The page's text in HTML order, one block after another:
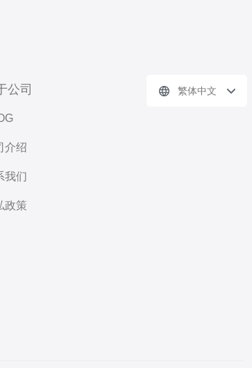
公司
介绍
我们
政策
繁体中文